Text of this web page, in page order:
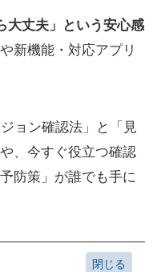
大丈夫」という安心感
新機能・対応アプリ
ョン確認法」と「見
、今すぐ役立つ確認
防策」が誰でも手に